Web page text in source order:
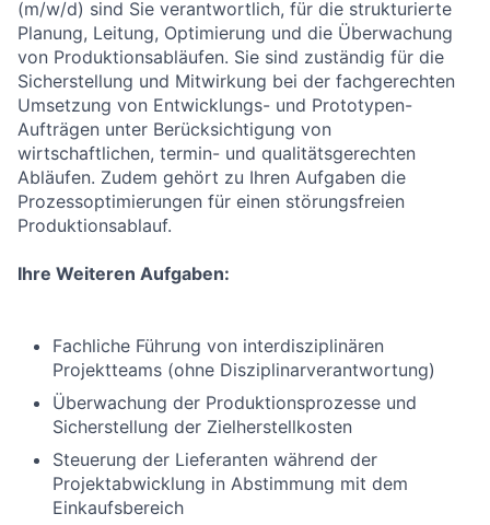
(m/w/d) sind Sie verantwortlich, für die strukturierte
Planung, Leitung, Optimierung und die Überwachung
von Produktionsabläufen. Sie sind zuständig für die
Sicherstellung und Mitwirkung bei der fachgerechten
Umsetzung von Entwicklungs- und Prototypen-
Aufträgen unter Berücksichtigung von
wirtschaftlichen, termin- und qualitätsgerechten
Abläufen. Zudem gehört zu Ihren Aufgaben die
Prozessoptimierungen für einen störungsfreien
Produktionsablauf.
Ihre Weiteren Aufgaben:
Fachliche Führung von interdisziplinären
Projektteams (ohne Disziplinarverantwortung)
Überwachung der Produktionsprozesse und
Sicherstellung der Zielherstellkosten
Steuerung der Lieferanten während der
Projektabwicklung in Abstimmung mit dem
Einkaufsbereich